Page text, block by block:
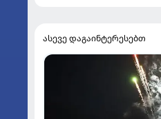
ასევე დაგაინტერესებთ